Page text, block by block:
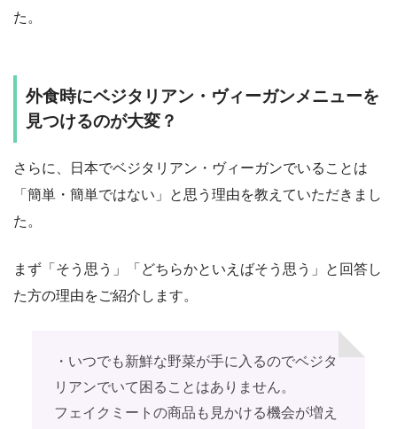
た。
外食時にベジタリアン・ヴィーガンメニューを
見つけるのが大変？
さらに、日本でベジタリアン・ヴィーガンでいることは
「簡単・簡単ではない」と思う理由を教えていただきまし
た。
まず「そう思う」「どちらかといえばそう思う」と回答し
た方の理由をご紹介します。
・いつでも新鮮な野菜が手に入るのでベジタ
リアンでいて困ることはありません。
フェイクミートの商品も見かける機会が増え